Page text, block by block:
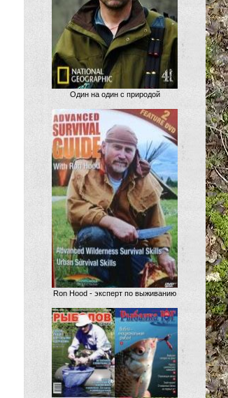
Один на один с природой
Ron Hood - эксперт по выживанию